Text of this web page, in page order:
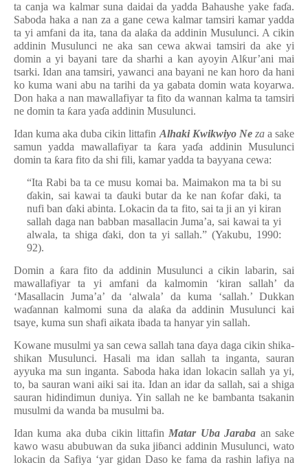
ta canja wa kalmar suna daidai da yadda Bahaushe yake faɗa.
Saboda haka a nan za a gane cewa kalmar tamsiri kamar yadda
ta yi amfani da ita, tana da alaƙa da addinin Musulunci. A cikin
addinin Musulunci ne aka san cewa akwai tamsiri da ake yi
domin a yi bayani tare da sharhi a kan ayoyin Alƙur’ani mai
tsarki. Idan ana tamsiri, yawanci ana bayani ne kan horo da hani
ko kuma wani abu na tarihi da ya gabata domin wata koyarwa.
Don haka a nan mawallafiyar ta fito da wannan kalma ta tamsiri
ne domin ta ƙara yaɗa addinin Musulunci.
Idan kuma aka duba cikin littafin Alhaki Kwikwiyo Ne zaa sake
samun yadda mawallafiyar ta ƙara yaɗa addinin Musulunci
domin ta ƙara fito da shi fili, kamar yadda ta bayyana cewa:
“Ita Rabi ba ta ce musu komai ba. Maimakon ma ta bi su
ɗakin, sai kawai ta ɗauki butar da ke nan ƙofar ɗaki, ta
nufi ban ɗaki abinta. Lokacin da ta fito, sai ta ji an yi kiran
sallah daga nan babban masallacin Juma’a, sai kawai ta yi
alwala, ta shiga ɗaki, don ta yi sallah.” (Yakubu, 1990:
92).
Domin a ƙara fito da addinin Musulunci a cikin labarin, sai
mawallafiyar ta yi amfani da kalmomin ‘kiran sallah’ da
‘Masallacin Juma’a’ da ‘alwala’ da kuma ‘sallah.’ Dukkan
waɗannan kalmomi suna da alaƙa da addinin Musulunci kai
tsaye, kuma sun shafi aikata ibada ta hanyar yin sallah.
Kowane musulmi ya san cewa sallah tana ɗaya daga cikin shika-
shikan Musulunci. Hasali ma idan sallah ta inganta, sauran
ayyuka ma sun inganta. Saboda haka idan lokacin sallah ya yi,
to, ba sauran wani aiki sai ita. Idan an idar da sallah, sai a shiga
sauran hidindimun duniya. Yin sallah ne ke bambanta tsakanin
musulmi da wanda ba musulmi ba.
Idan kuma aka duba cikin littafin Matar Uba Jaraba an sake
kawo wasu abubuwan da suka jiɓanci addinin Musulunci, wato
lokacin da Safiya ‘yar gidan Daso ke fama da rashin lafiya na